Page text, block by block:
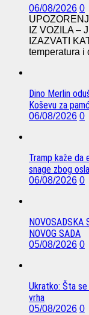
06/08/2026 0
IZ VOZILA –
IZAZVATI
temperatura i
Dino Merlin
Koševu za
06/08/2026 0
Tramp kaže da
snage zbog
06/08/2026 0
NOVOSADSKA
NOVOG SADA
05/08/2026 0
Ukratko: Šta
vrha
05/08/2026 0